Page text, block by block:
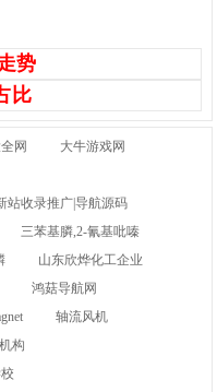
势
比
网
大牛游戏网
站收录推广|导航源码
三苯基膦,2-氰基吡嗪
山东欣烨化工企业
鸿菇导航网
轴流风机
构